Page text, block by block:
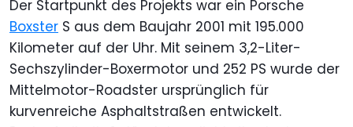
Der Startpunkt des Projekts war ein Porsche
Boxster S aus dem Baujahr 2001 mit 195.000
Kilometer auf der Uhr. Mit seinem 3,2-Liter-
Sechszylinder-Boxermotor und 252 PS wurde der
Mittelmotor-Roadster ursprünglich für
kurvenreiche Asphaltstraßen entwickelt.